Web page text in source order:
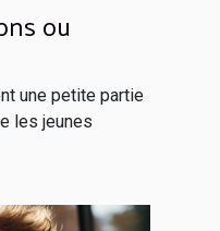
ou
une petite partie
les jeunes